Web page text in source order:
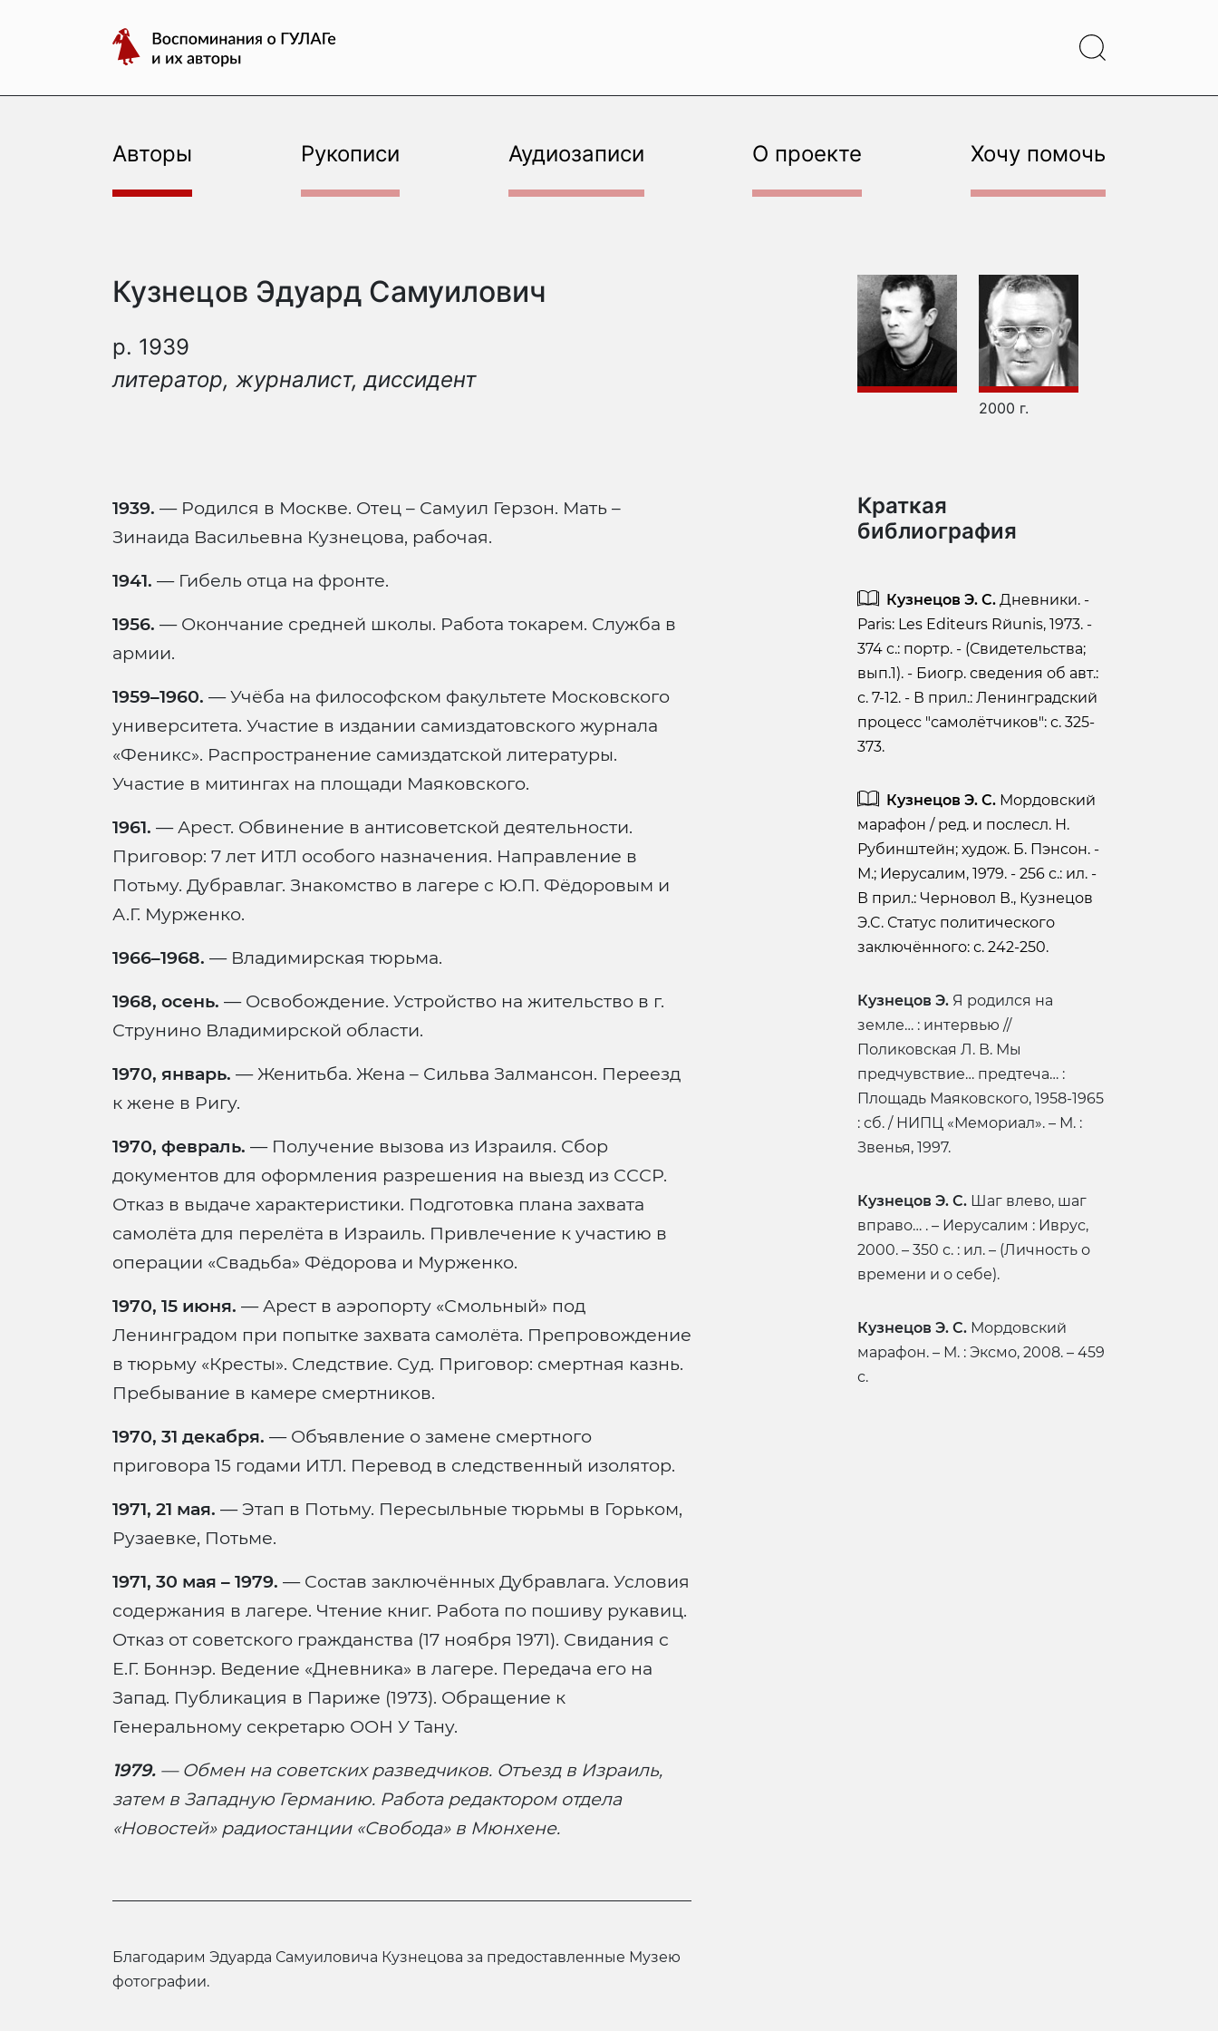
Воспоминания
о
и
авторы
Авторы Рукописи Аудиозаписи О проекте Хочу помочь
Кузнецов Эдуард Самуилович
р. 1939
литератор, журналист, диссидент
2000 г.
1939. — Родился в Москве. Отец – Самуил Герзон. Мать –
Зинаида Васильевна Кузнецова, рабочая.
1941. — Гибель отца на фронте.
1956. — Окончание средней школы. Работа токарем. Служба в
армии.
1959–1960. — Учёба на философском факультете Московского
университета. Участие в издании самиздатовского журнала
«Феникс». Распространение самиздатской литературы.
Участие в митингах на площади Маяковского.
1961. — Арест. Обвинение в антисоветской деятельности.
Приговор: 7 лет ИТЛ особого назначения. Направление в
Потьму. Дубравлаг. Знакомство в лагере с Ю.П. Фёдоровым и
А.Г. Мурженко.
1966–1968. — Владимирская тюрьма.
1968, осень. — Освобождение. Устройство на жительство в г.
Струнино Владимирской области.
1970, январь. — Женитьба. Жена – Сильва Залмансон. Переезд
к жене в Ригу.
1970, февраль. — Получение вызова из Израиля. Сбор
документов для оформления разрешения на выезд из СССР.
Отказ в выдаче характеристики. Подготовка плана захвата
самолёта для перелёта в Израиль. Привлечение к участию в
операции «Свадьба» Фёдорова и Мурженко.
1970, 15 июня. — Арест в аэропорту «Смольный» под
Ленинградом при попытке захвата самолёта. Препровождение
в тюрьму «Кресты». Следствие. Суд. Приговор: смертная казнь.
Пребывание в камере смертников.
1970, 31 декабря. — Объявление о замене смертного
приговора 15 годами ИТЛ. Перевод в следственный изолятор.
1971, 21 мая. — Этап в Потьму. Пересыльные тюрьмы в Горьком,
Рузаевке, Потьме.
1971, 30 мая – 1979. — Состав заключённых Дубравлага. Условия
содержания в лагере. Чтение книг. Работа по пошиву рукавиц.
Отказ от советского гражданства (17 ноября 1971). Свидания с
Е.Г. Боннэр. Ведение «Дневника» в лагере. Передача его на
Запад. Публикация в Париже (1973). Обращение к
Генеральному секретарю ООН У Тану.
1979. — Обмен на советских разведчиков. Отъезд в Израиль,
затем в Западную Германию. Работа редактором отдела
«Новостей» радиостанции «Свобода» в Мюнхене.
Благодарим Эдуарда Самуиловича Кузнецова за предоставленные Музею
фотографии.
Краткая
библиография
Кузнецов Э. С. Дневники. -
Paris: Les Editeurs Rйunis, 1973. -
374 c.: портр. - (Свидетельства;
вып.1). - Биогр. сведения об авт.:
с. 7-12. - В прил.: Ленинградский
процесс "самолётчиков": с. 325-
373.
Кузнецов Э. С. Мордовский
марафон / ред. и послесл. Н.
Рубинштейн; худож. Б. Пэнсон. -
М.; Иерусалим, 1979. - 256 с.: ил. -
В прил.: Черновол В., Кузнецов
Э.C. Статус политического
заключённого: с. 242-250.
Кузнецов Э. Я родился на
земле… : интервью //
Поликовская Л. В. Мы
предчувствие… предтеча… :
Площадь Маяковского, 1958-1965
: сб. / НИПЦ «Мемориал». – М. :
Звенья, 1997.
Кузнецов Э. С. Шаг влево, шаг
вправо… . – Иерусалим : Иврус,
2000. – 350 с. : ил. – (Личность о
времени и о себе).
Кузнецов Э. С. Мордовский
марафон. – М. : Эксмо, 2008. – 459
с.